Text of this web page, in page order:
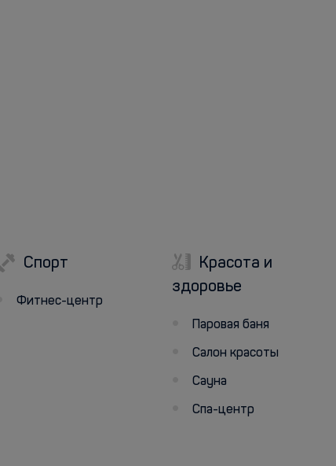
Спорт
Фитнес-центр
Красота и
здоровье
Паровая баня
Салон красоты
Сауна
Спа-центр